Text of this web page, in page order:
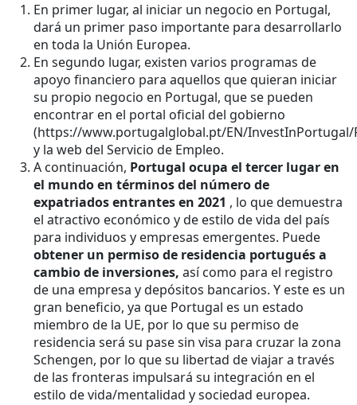
En primer lugar, al iniciar un negocio en Portugal,
dará un primer paso importante para desarrollarlo
en toda la Unión Europea.
En segundo lugar, existen varios programas de
apoyo financiero para aquellos que quieran iniciar
su propio negocio en Portugal, que se pueden
encontrar en el portal oficial del gobierno
(https://www.portugalglobal.pt/EN/InvestInPortugal/
y la web del Servicio de Empleo.
A continuación, Portugal ocupa el tercer lugar en
el mundo en términos del número de
expatriados entrantes en 2021 , lo que demuestra
el atractivo económico y de estilo de vida del país
para individuos y empresas emergentes. Puede
obtener un permiso de residencia portugués a
cambio de inversiones, así como para el registro
de una empresa y depósitos bancarios. Y este es un
gran beneficio, ya que Portugal es un estado
miembro de la UE, por lo que su permiso de
residencia será su pase sin visa para cruzar la zona
Schengen, por lo que su libertad de viajar a través
de las fronteras impulsará su integración en el
estilo de vida/mentalidad y sociedad europea.